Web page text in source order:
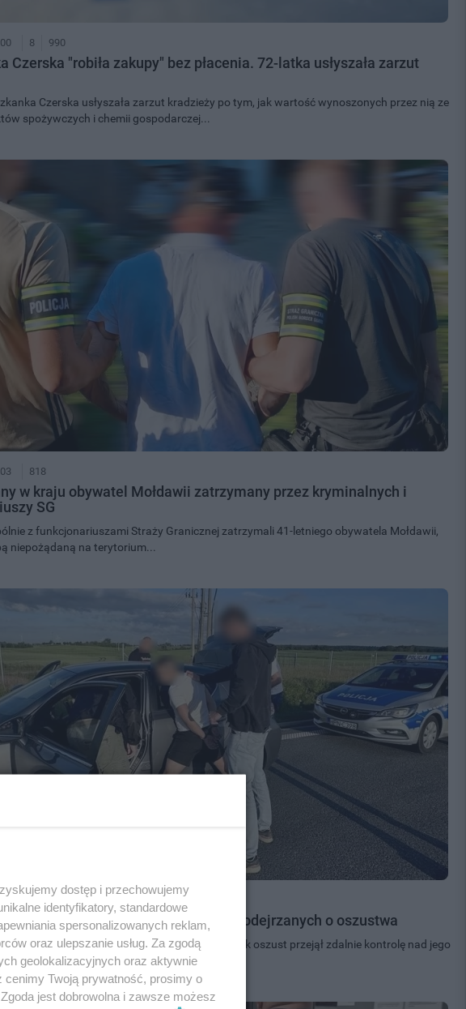
8 990
Czerska "robiła zakupy" bez płacenia. 72-latka usłyszała zarzut
Czerska usłyszała zarzut kradzieży po tym, jak wartość wynoszonych przez nią ze
spożywczych i chemii gospodarczej...
818
w kraju obywatel Mołdawii zatrzymany przez kryminalnych i
SG
z funkcjonariuszami Straży Granicznej zatrzymali 41-letniego obywatela Mołdawii,
niepożądaną na terytorium...
15
dwóch obywateli Ukrainy podejrzanych o oszustwa
stracił ponad 63 tysiące złotych po tym, jak oszust przejął zdalnie kontrolę nad jego
szybkim działaniom...
dostęp i przechowujemy
identyfikatory, standardowe
spersonalizowanych reklam,
oraz ulepszanie usług. Za zgodą
geolokalizacyjnych oraz aktywnie
Twoją prywatność, prosimy o
jest dobrowolna i zawsze możesz